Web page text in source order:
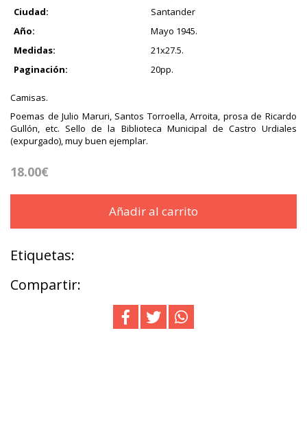
Ciudad:
Santander
Año:
Mayo 1945.
Medidas:
21x27.5.
Paginación:
20pp.
Camisas.
Poemas de Julio Maruri, Santos Torroella, Arroita, prosa de Ricardo
Gullón, etc. Sello de la Biblioteca Municipal de Castro Urdiales
(expurgado), muy buen ejemplar.
18.00€
Añadir al carrito
Etiquetas:
Compartir: